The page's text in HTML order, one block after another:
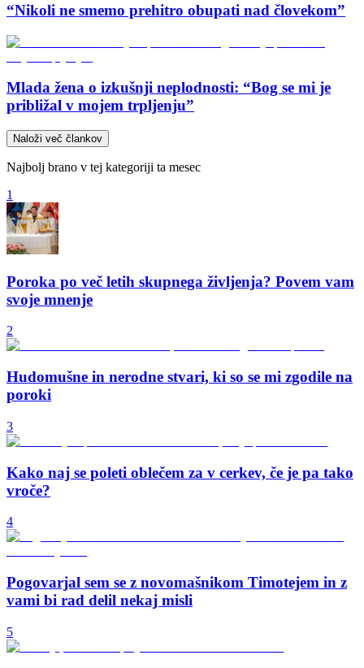
“Nikoli ne smemo prehitro obupati nad človekom”
Mlada žena o izkušnji neplodnosti: “Bog se mi je
približal v mojem trpljenju”
Naloži več člankov
Najbolj brano v tej kategoriji ta mesec
1
Poroka po več letih skupnega življenja? Povem vam
svoje mnenje
2
Hudomušne in nerodne stvari, ki so se mi zgodile na
poroki
3
Kako naj se poleti oblečem za v cerkev, če je pa tako
vroče?
4
Pogovarjal sem se z novomašnikom Timotejem in z
vami bi rad delil nekaj misli
5